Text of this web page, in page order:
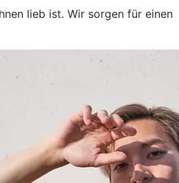
lieb ist. Wir sorgen für einen